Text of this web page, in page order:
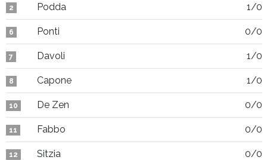
2 Podda 1/0
6 Ponti 0/0
7 Davoli 1/0
8 Capone 1/0
10 De Zen 0/0
11 Fabbo 0/0
12 Sitzia 0/0